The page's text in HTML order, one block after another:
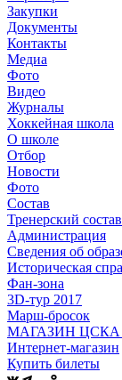
Закупки
Документы
Контакты
Медиа
Фото
Видео
Журналы
Хоккейная школа
О школе
Отбор
Новости
Фото
Состав
Тренерский состав
Администрация
Сведения об
Историческая
Фан-зона
3D-тур 2017
Марш-бросок
МАГАЗИН ЦСКА
Интернет-магазин
Купить билеты